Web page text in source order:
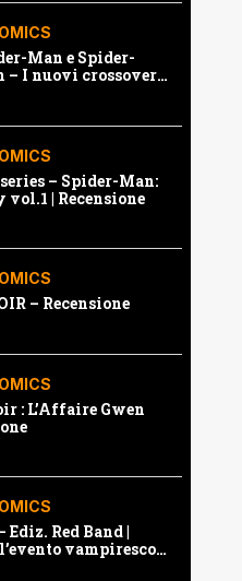
Man e Spider-
– I nuovi crossover
– Spider-Man:
vol.1 | Recensione
– Recensione
: L’Affaire Gwen
Ediz. Red Band |
vampiresco